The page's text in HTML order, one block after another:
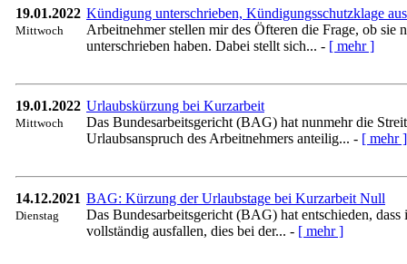
19.01.2022
Mittwoch
Kündigung unterschrieben, Kündigungsschutzklage
Arbeitnehmer stellen mir des Öfteren die Frage, ob
unterschrieben haben. Dabei stellt sich... - [ mehr ]
19.01.2022
Mittwoch
Urlaubskürzung bei Kurzarbeit
Das Bundesarbeitsgericht (BAG) hat nunmehr die
Urlaubsanspruch des Arbeitnehmers anteilig... - [ mehr ]
14.12.2021
Dienstag
BAG: Kürzung der Urlaubstage bei Kurzarbeit Null
Das Bundesarbeitsgericht (BAG) hat entschieden,
vollständig ausfallen, dies bei der... - [ mehr ]